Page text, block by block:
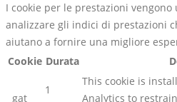
I cookie per le prestazioni
analizzare gli indici di prestazioni
aiutano a fornire una migliore
Cookie Durata
_gat
1
This cookie is
Analytics to